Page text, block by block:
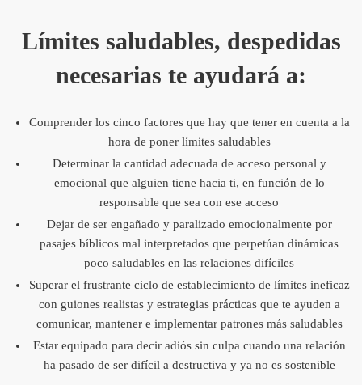
Límites saludables, despedidas
necesarias te ayudará a:
Comprender los cinco factores que hay que tener en cuenta a la
hora de poner límites saludables
Determinar la cantidad adecuada de acceso personal y
emocional que alguien tiene hacia ti, en función de lo
responsable que sea con ese acceso
Dejar de ser engañado y paralizado emocionalmente por
pasajes bíblicos mal interpretados que perpetúan dinámicas
poco saludables en las relaciones difíciles
Superar el frustrante ciclo de establecimiento de límites ineficaz
con guiones realistas y estrategias prácticas que te ayuden a
comunicar, mantener e implementar patrones más saludables
Estar equipado para decir adiós sin culpa cuando una relación
ha pasado de ser difícil a destructiva y ya no es sostenible